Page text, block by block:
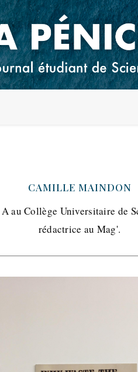
CAMILLE MAINDON
au Collège Universitaire de
rédactrice au Mag'.